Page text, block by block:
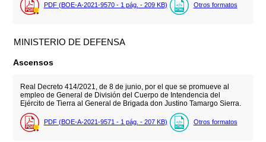
PDF (BOE-A-2021-9570 - 1 pág. - 209 KB) Otros formatos
MINISTERIO DE DEFENSA
Ascensos
Real Decreto 414/2021, de 8 de junio, por el que se promueve al
empleo de General de División del Cuerpo de Intendencia del
Ejército de Tierra al General de Brigada don Justino Tamargo Sierra.
PDF (BOE-A-2021-9571 - 1 pág. - 207 KB) Otros formatos